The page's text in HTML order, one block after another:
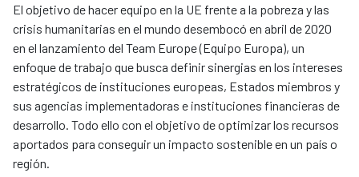
El objetivo de hacer equipo en la UE frente a la pobreza y las
crisis humanitarias en el mundo desembocó en abril de 2020
en el lanzamiento del Team Europe (Equipo Europa), un
enfoque de trabajo que busca definir sinergias en los intereses
estratégicos de instituciones europeas, Estados miembros y
sus agencias implementadoras e instituciones financieras de
desarrollo. Todo ello con el objetivo de optimizar los recursos
aportados para conseguir un impacto sostenible en un país o
región.